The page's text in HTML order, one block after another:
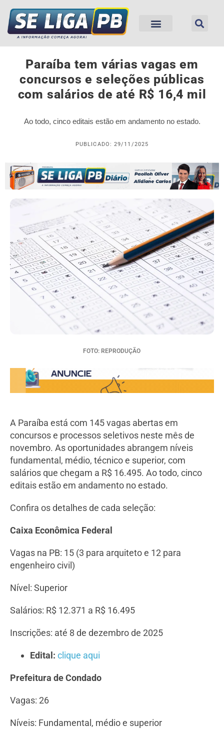
Paraíba tem várias vagas em
concursos e seleções públicas
com salários de até R$ 16,4 mil
Ao todo, cinco editais estão em andamento no estado.
PUBLICADO: 29/11/2025
FOTO: REPRODUÇÃO
A Paraíba está com 145 vagas abertas em
concursos e processos seletivos neste mês de
novembro. As oportunidades abrangem níveis
fundamental, médio, técnico e superior, com
salários que chegam a R$ 16.495. Ao todo, cinco
editais estão em andamento no estado.
Confira os detalhes de cada seleção:
Caixa Econômica Federal
Vagas na PB: 15 (3 para arquiteto e 12 para
engenheiro civil)
Nível: Superior
Salários: R$ 12.371 a R$ 16.495
Inscrições: até 8 de dezembro de 2025
Edital: clique aqui
Prefeitura de Condado
Vagas: 26
Níveis: Fundamental, médio e superior